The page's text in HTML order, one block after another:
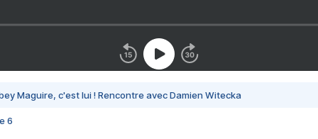
Maguire, c'est lui ! Rencontre avec Damien Witecka
6